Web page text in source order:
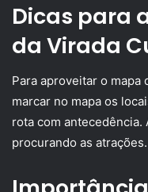
Dicas para
da Virada
Para aproveitar o mapa
marcar no mapa os
rota com
procurando as atrações.